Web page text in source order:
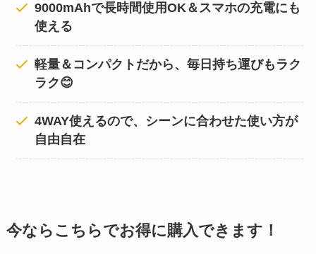
9000mAhで長時間使用OK＆スマホの充電にも
使える
軽量＆コンパクトだから、毎日持ち運びもラク
ラク😊
4WAY使えるので、シーンに合わせた使い方が
自由自在
今ならこちらでお得に購入できます！